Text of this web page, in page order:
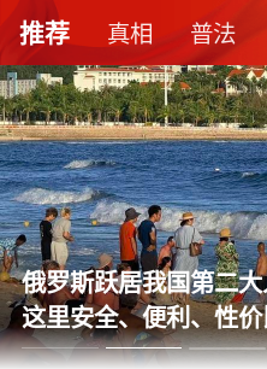
推荐 真相 普法
俄罗斯跃居我国第二
这里安全、便利、性